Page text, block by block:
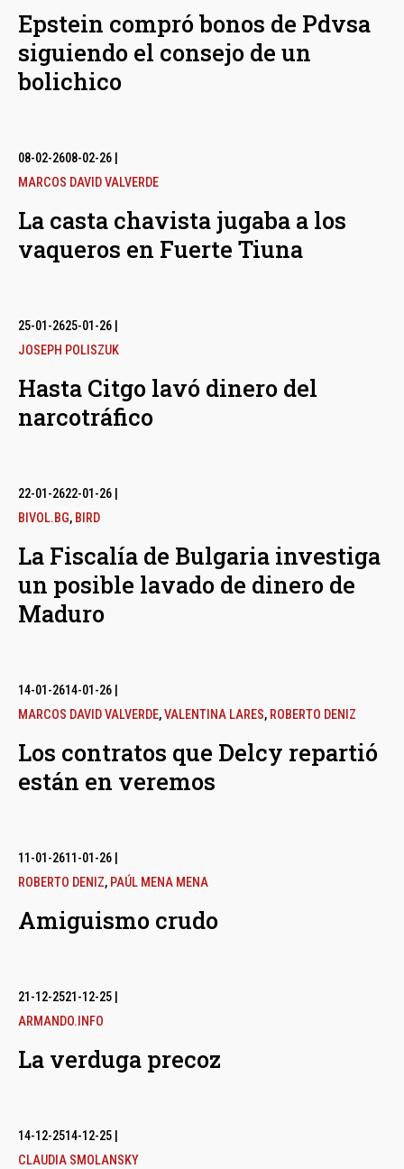
Epstein compró bonos de Pdvsa
siguiendo el consejo de un
bolichico
08-02-2608-02-26
MARCOS DAVID VALVERDE
La casta chavista jugaba a los
vaqueros en Fuerte Tiuna
25-01-2625-01-26
JOSEPH POLISZUK
Hasta Citgo lavó dinero del
narcotráfico
22-01-2622-01-26
BIVOL.BG, BIRD
La Fiscalía de Bulgaria investiga
un posible lavado de dinero de
Maduro
14-01-2614-01-26
MARCOS DAVID VALVERDE,VALENTINA LARES, ROBERTO DENIZ
Los contratos que Delcy repartió
están en veremos
11-01-2611-01-26
ROBERTO DENIZ, PAÚL MENA MENA
Amiguismo crudo
21-12-2521-12-25
ARMANDO.INFO
La verduga precoz
14-12-2514-12-25
CLAUDIA SMOLANSKY